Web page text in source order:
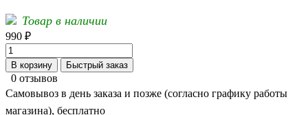
Товар в наличии
990 ₽
В корзину Быстрый заказ
0 отзывов
Самовывоз в день заказа и позже (согласно графику работы
магазина), бесплатно